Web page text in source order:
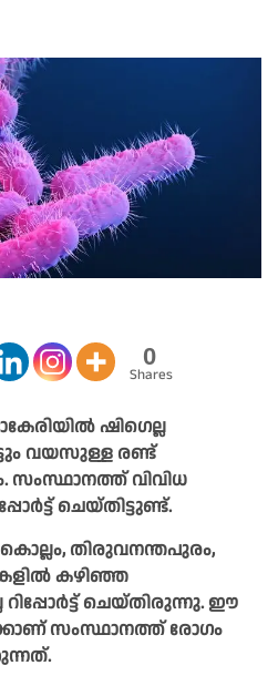
0
Shares
ഷിഗെല്ല
വയസുള്ള രണ്ട്
സംസ്ഥാനത്ത് വിവിധ
ചെയ്തിട്ടുണ്ട്.
തിരുവനന്തപുരം,
കഴിഞ്ഞ
റിപ്പോര്‍ട്ട് ചെയ്തിരുന്നു. ഈ
സംസ്ഥാനത്ത് രോഗം